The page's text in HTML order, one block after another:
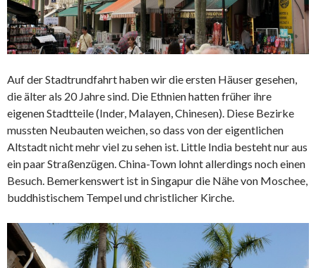
Auf der Stadtrundfahrt haben wir die ersten Häuser gesehen,
die älter als 20 Jahre sind. Die Ethnien hatten früher ihre
eigenen Stadtteile (Inder, Malayen, Chinesen). Diese Bezirke
mussten Neubauten weichen, so dass von der eigentlichen
Altstadt nicht mehr viel zu sehen ist. Little India besteht nur aus
ein paar Straßenzügen. China-Town lohnt allerdings noch einen
Besuch. Bemerkenswert ist in Singapur die Nähe von Moschee,
buddhistischem Tempel und christlicher Kirche.